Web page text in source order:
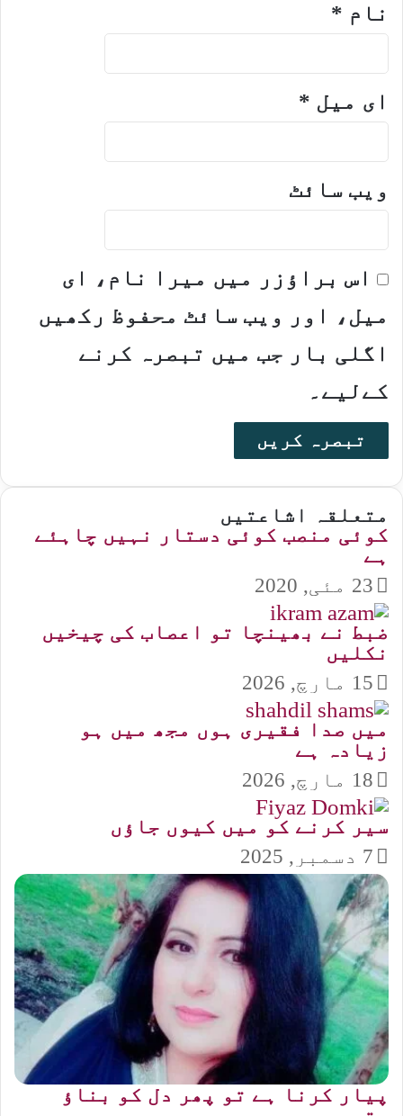
نام *
ای میل *
ویب‌ سائٹ
اس براؤزر میں میرا نام، ای
میل، اور ویب سائٹ محفوظ رکھیں
اگلی بار جب میں تبصرہ کرنے
کےلیے۔
متعلقہ اشاعتیں
کوئی منصب کوئی دستار نہیں چاہئے
ہے
23 مئی, 2020
ضبط نے بھینچا تو اعصاب کی چیخیں
نکلیں
15 مارچ, 2026
میں صدا فقیری ہوں مجھ میں ہو
زیادہ ہے
18 مارچ, 2026
سیر کرنے کو میں کیوں جاؤں
7 دسمبر, 2025
پیار کرنا ہے تو پھر دل کو بناؤ